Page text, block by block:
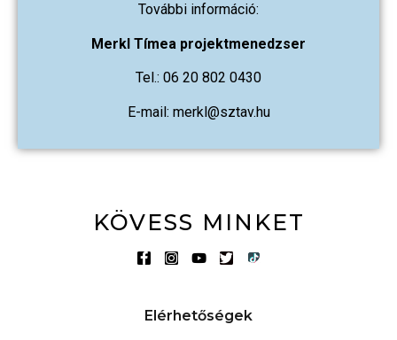
További információ:
Merkl Tímea projektmenedzser
Tel.: 06 20 802 0430
E-mail: merkl@sztav.hu
KÖVESS MINKET
Elérhetőségek